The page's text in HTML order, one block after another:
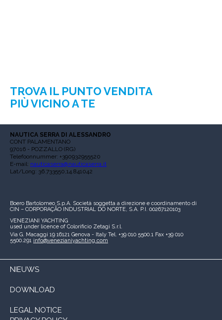
TROVA IL PUNTO VENDITA
PIÙ VICINO A TE
NAUTICA SERRA DI ALESSANDRO
CONT PALAMENTANO
97016 - POZZALLO (RG)
Telefoonnummer: +390932955520
E-mail: nauticaserra@nauticaserra.it
Lat/Long: 36.733550,14.841042
Boero Bartolomeo S.p.A. Società soggetta a direzione e coordinamento di
CIN – CORPORAÇÃO INDUSTRIAL DO NORTE, S.A. P.I. 00267120103
VENEZIANI YACHTING
used under licence of Colorificio Zetagi S.r.l.
Via G. Macaggi 19 16121 Genova - Italy Tel. +39 010 5500.1 Fax +39 010
5500.291 info@venezianiyachting.com
NIEUWS
DOWNLOAD
LEGAL NOTICE